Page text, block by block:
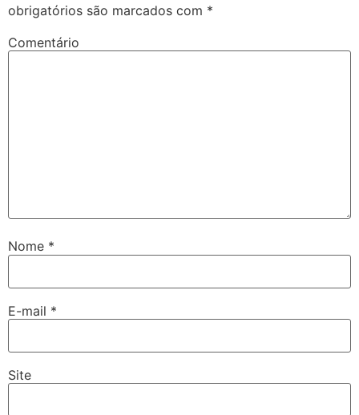
obrigatórios são marcados com *
Comentário
Nome *
E-mail *
Site